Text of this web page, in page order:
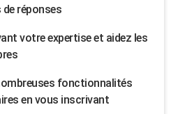
réponses
votre expertise et aidez les
fonctionnalités
en vous inscrivant